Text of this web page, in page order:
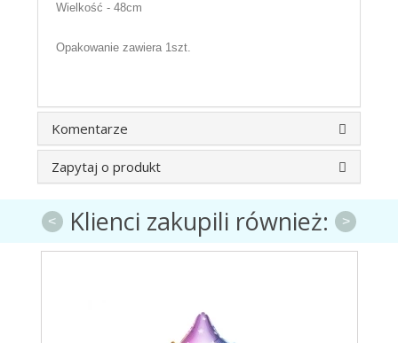
Wielkość - 48cm
Opakowanie zawiera 1szt.
Komentarze
Zapytaj o produkt
Klienci zakupili również:
< >